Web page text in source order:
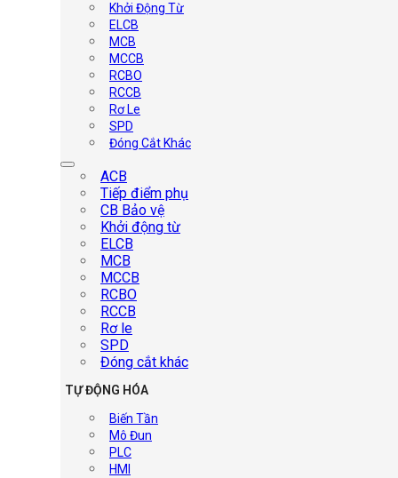
Khởi Động Từ
ELCB
MCB
MCCB
RCBO
RCCB
Rơ Le
SPD
Đóng Cắt Khác
ACB
Tiếp điểm phụ
CB Bảo vệ
Khởi động từ
ELCB
MCB
MCCB
RCBO
RCCB
Rơ le
SPD
Đóng cắt khác
TỰ ĐỘNG HÓA
Biến Tần
Mô Đun
PLC
HMI